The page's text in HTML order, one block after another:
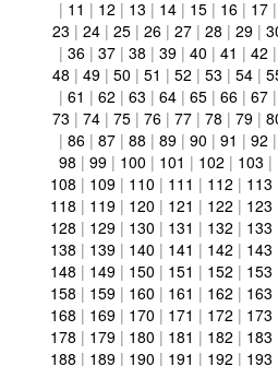
| 11 | 12 | 13 | 14 | 15 | 16 | 17 |
23 | 24 | 25 | 26 | 27 | 28 | 29 |
| 36 | 37 | 38 | 39 | 40 | 41 | 42 |
48 | 49 | 50 | 51 | 52 | 53 | 54 |
| 61 | 62 | 63 | 64 | 65 | 66 | 67 |
73 | 74 | 75 | 76 | 77 | 78 | 79 |
| 86 | 87 | 88 | 89 | 90 | 91 | 92 |
98 | 99 | 100 | 101 | 102 | 103 |
108 | 109 | 110 | 111 | 112 | 113
118 | 119 | 120 | 121 | 122 | 123
128 | 129 | 130 | 131 | 132 | 133
138 | 139 | 140 | 141 | 142 | 143
148 | 149 | 150 | 151 | 152 | 153
158 | 159 | 160 | 161 | 162 | 163
168 | 169 | 170 | 171 | 172 | 173
178 | 179 | 180 | 181 | 182 | 183
188 | 189 | 190 | 191 | 192 | 193